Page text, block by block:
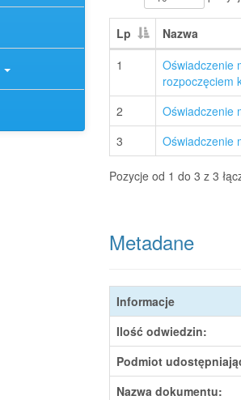
Lp
Nazwa
1
Oświadczenie
rozpoczęciem
2
Oświadczenie
3
Oświadczenie
Pozycje od 1 do 3 z 3
Metadane
Informacje
Ilość odwiedzin:
Podmiot
Nazwa dokumentu: